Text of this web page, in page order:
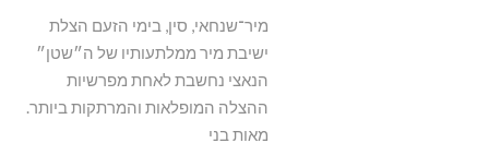
מיר־שנחאי, סין, בימי הזעם הצלת
ישיבת מיר ממלתעותיו של ה״שטן״
הנאצי נחשבת לאחת מפרשיות
ההצלה המופלאות והמרתקות ביותר.
מאות בני